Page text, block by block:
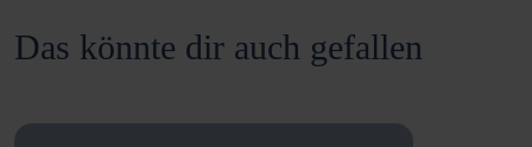
Das könnte dir auch gefallen